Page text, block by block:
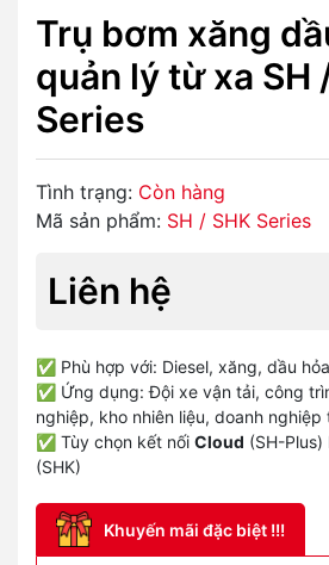
Trụ bơm xăng
quản lý từ xa SH
Series
Tình trạng: Còn hàng
Mã sản phẩm: SH / SHK Series
Liên hệ
✅ Phù hợp với: Diesel, xăng, dầu hỏa
✅ Ứng dụng: Đội xe vận tải, công
nghiệp, kho nhiên liệu, doanh
✅ Tùy chọn kết nối Cloud (SH-Plus)
(SHK)
Khuyến mãi đặc biệt !!!